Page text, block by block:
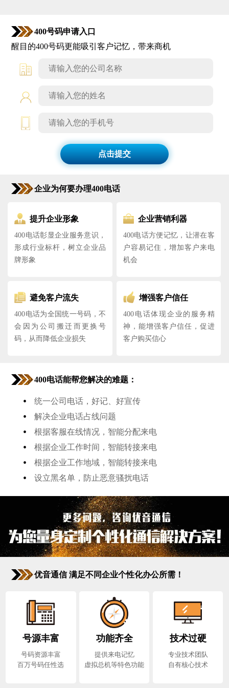
400号码申请入口
醒目的400号码更能吸引客户记忆，带来商机
点击提交
企业为何要办理400电话
提升企业形象
400电话彰显企业服务意识，
形成行业标杆，树立企业品
牌形象
企业营销利器
400电话方便记忆，让潜在客
户容易记住，增加客户来电
机会
避免客户流失
400电话为全国统一号码，不
会因为公司搬迁而更换号
码，从而降低企业损失
增强客户信任
400电话体现企业的服务精
神，能增强客户信任，促进
客户购买信心
400电话能帮您解决的难题：
• 统一公司电话，好记、好宣传
• 解决企业电话占线问题
• 根据客服在线情况，智能分配来电
• 根据企业工作时间，智能转接来电
• 根据企业工作地域，智能转接来电
• 设立黑名单，防止恶意骚扰电话
优音通信 满足不同企业个性化办公所需！
号源丰富
号码资源丰富
百万号码任性选
功能齐全
提供来电记忆
虚拟总机等特色功能
技术过硬
专业技术团队
自有核心技术